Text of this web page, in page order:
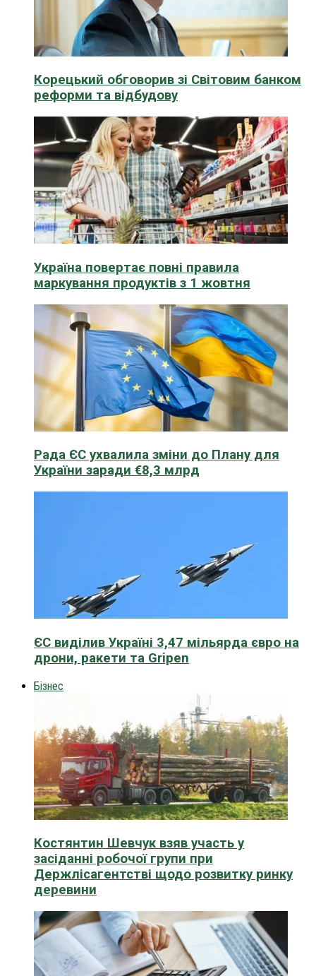
Корецький обговорив зі Світовим банком
реформи та відбудову
Україна повертає повні правила
маркування продуктів з 1 жовтня
Рада ЄС ухвалила зміни до Плану для
України заради €8,3 млрд
ЄС виділив Україні 3,47 мільярда євро на
дрони, ракети та Gripen
Бізнес
Костянтин Шевчук взяв участь у
засіданні робочої групи при
Держлісагентстві щодо розвитку ринку
деревини